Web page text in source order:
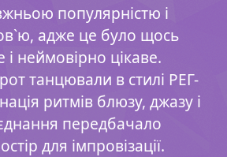
популярністю і
адже це було щось
неймовірно цікаве.
танцювали в стилі РЕГ-
ритмів блюзу, джазу і
передбачало
для імпровізації.